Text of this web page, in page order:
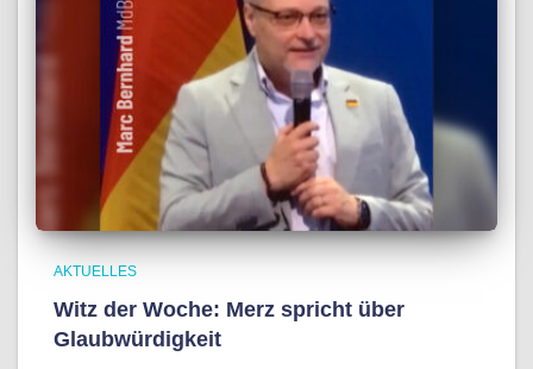
AKTUELLES
Witz der Woche: Merz spricht über
Glaubwürdigkeit